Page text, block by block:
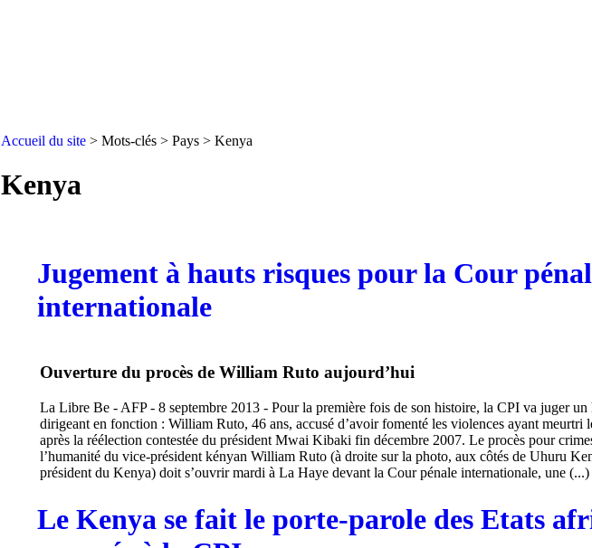
Accueil du site > Mots-clés > Pays > Kenya
Kenya
Jugement à hauts risques pour la Cour
internationale
Ouverture du procès de William Ruto aujourd’hui
La Libre Be - AFP - 8 septembre 2013 - Pour la première fois de son histoire, la CPI va juger un
dirigeant en fonction : William Ruto, 46 ans, accusé d’avoir fomenté les violences ayant meurtri
après la réélection contestée du président Mwai Kibaki fin décembre 2007. Le procès pour
l’humanité du vice-président kényan William Ruto (à droite sur la photo, aux côtés de Uhuru
président du Kenya) doit s’ouvrir mardi à La Haye devant la Cour pénale internationale, une (...)
Le Kenya se fait le porte-parole des Etats